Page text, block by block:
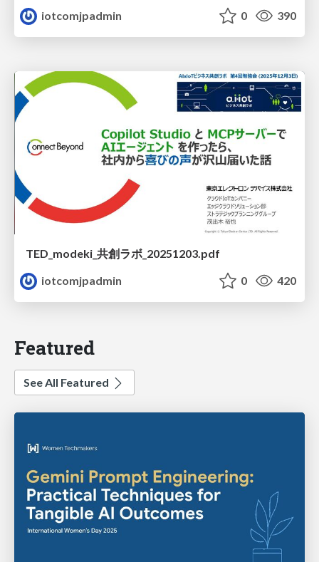
iotcomjpadmin
0 390
TED_modeki_共創ラボ_20251203.pdf
iotcomjpadmin
0 420
Featured
See All Featured